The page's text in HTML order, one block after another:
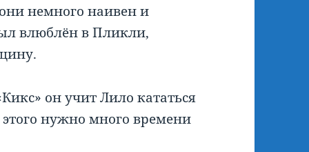
немного наивен и
влюблён в Пликли,
он учит Лило кататься
этого нужно много времени